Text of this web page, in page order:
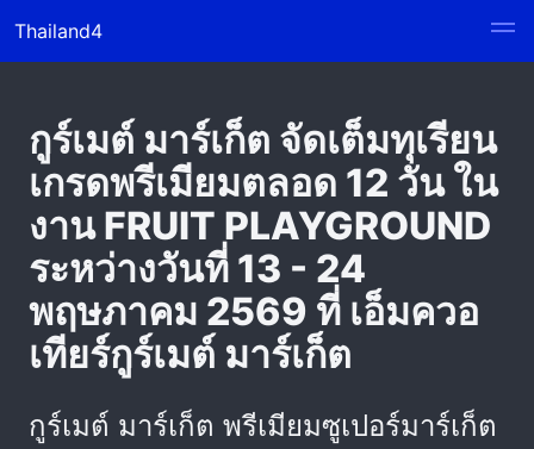
Thailand4
กูร์เมต์ มาร์เก็ต จัดเต็มทุเรียน
เกรดพรีเมียมตลอด 12 วัน ใน
งาน FRUIT PLAYGROUND
ระหว่างวันที่ 13 - 24
พฤษภาคม 2569 ที่ เอ็มควอ
เทียร์กูร์เมต์ มาร์เก็ต
กูร์เมต์ มาร์เก็ต พรีเมียมซูเปอร์มาร์เก็ต